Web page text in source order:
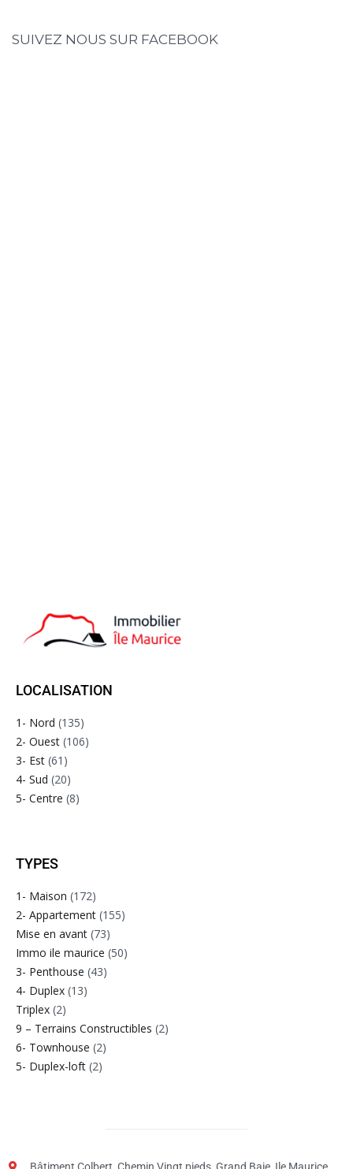
SUIVEZ NOUS SUR FACEBOOK
LOCALISATION
1- Nord (135)
2- Ouest (106)
3- Est (61)
4- Sud (20)
5- Centre (8)
TYPES
1- Maison (172)
2- Appartement (155)
Mise en avant (73)
Immo ile maurice (50)
3- Penthouse (43)
4- Duplex (13)
Triplex (2)
9 – Terrains Constructibles (2)
6- Townhouse (2)
5- Duplex-loft (2)